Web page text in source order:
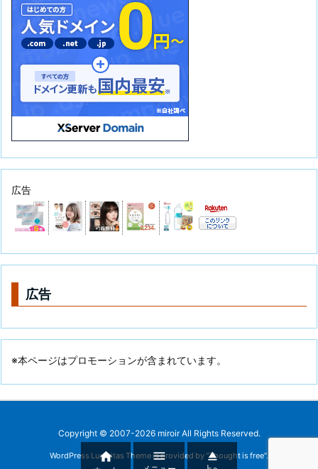
広告
広告
※本ページはプロモーションが含まれています。
Copyright © 2007-2026 miroirAll Rights Reserved.
WordPress Luxeritas Theme is provided by "Thought is free".
  